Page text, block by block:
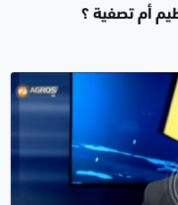
أم تصفية ؟